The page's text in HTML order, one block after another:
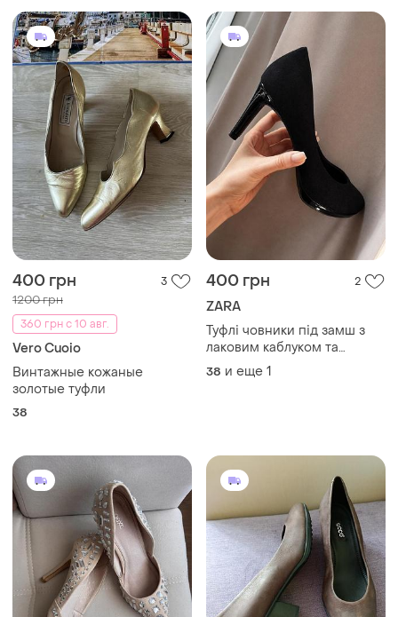
400 грн 3
1200 грн
360 грн с 10 авг.
Vero Cuoio
Винтажные кожаные
золотые туфли
38
400 грн 2
ZARA
Туфлі човники під замш з
лаковим каблуком та
рантом розмір 38 uk 5
38 и еще 1